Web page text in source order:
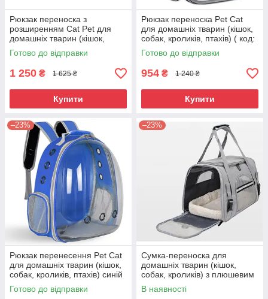
Рюкзак переноска з
розширенням Cat Pet для
домашніх тварин (кішок,
собак, кроликів, птахів) ( код:
IBH007R )
Готово до відправки
1 250 ₴ 1 625 ₴
Купити
Рюкзак переноска Pet Cat
для домашніх тварин (кішок,
собак, кроликів, птахів) ( код:
IBH007B1 )
Готово до відправки
954 ₴ 1 240 ₴
Купити
–23%
Рюкзак перенесення Pet Cat
для домашніх тварин (кішок,
собак, кроликів, птахів) синій
( код: IBH007L1 )
Готово до відправки
–23%
Сумка-переноска для
домашніх тварин (кішок,
собак, кроликів) з плюшевим
вкладишем Сіра ( код:
IBA020S1 )
В наявності